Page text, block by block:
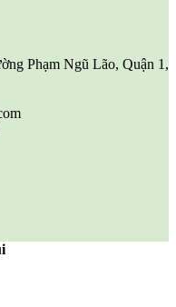
Phạm Ngũ Lão, Quận 1,